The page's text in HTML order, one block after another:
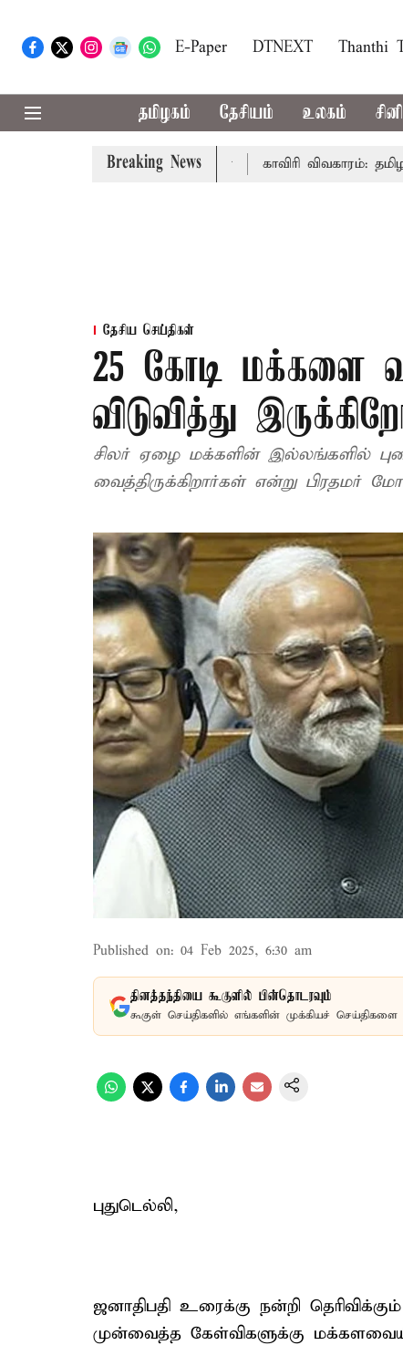
E-Paper DTNEXT Thanthi
தமிழகம் தேசியம் உலகம்
Breaking News
அமைச்சர் விஜய் உரை காவிரி விவகாரம்:
தேசிய செய்திகள்
25 கோடி மக்களை
விடுவித்து
சிலர் ஏழை மக்களின் இல்லங்களில்
வைத்திருக்கிறார்கள் என்று பிரதமர்
Published on: 04 Feb 2025, 6:30 am
தினத்தந்தியை கூகுளில் பின்தொடரவும்
கூகுள் செய்திகளில் எங்களின் முக்கியச்
புதுடெல்லி,
ஜனாதிபதி உரைக்கு நன்றி
முன்வைத்த கேள்விகளுக்கு